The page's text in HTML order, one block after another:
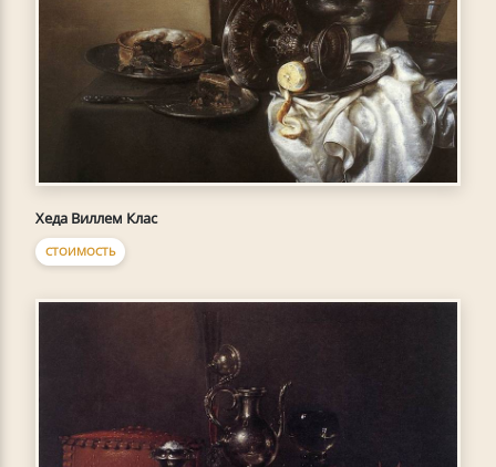
Хеда Виллем Клас
СТОИМОСТЬ